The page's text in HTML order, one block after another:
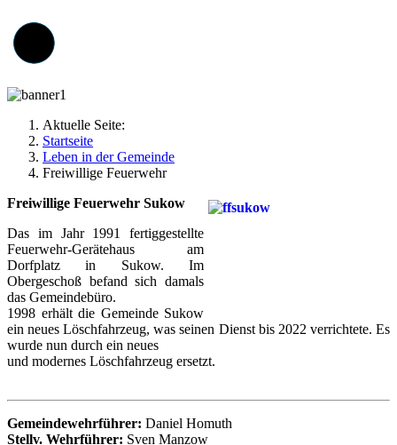
Aktuelle Seite:
Startseite
Leben in der Gemeinde
Freiwillige Feuerwehr
Freiwillige Feuerwehr Sukow
Das im Jahr 1991 fertiggestellte
Feuerwehr-Gerätehaus am
Dorfplatz in Sukow. Im
Obergeschoß befand sich damals
das Gemeindebüro.
1998 erhält die Gemeinde Sukow
ein neues Löschfahrzeug, was seinen Dienst bis 2022 verrichtete. Es
wurde nun durch ein neues
und modernes Löschfahrzeug ersetzt.
Gemeindewehrführer: Daniel Homuth
Stellv. Wehrführer: Sven Manzow